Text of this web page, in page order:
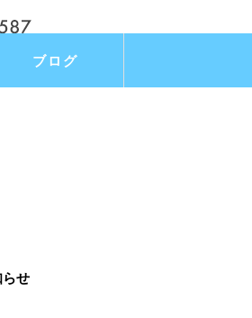
ブログ
せ